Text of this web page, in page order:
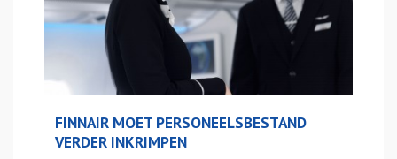
FINNAIR MOET PERSONEELSBESTAND
VERDER INKRIMPEN